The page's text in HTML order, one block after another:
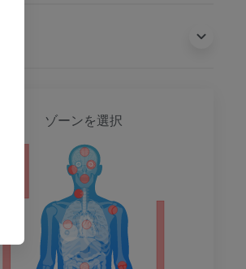
ゾーンを選択